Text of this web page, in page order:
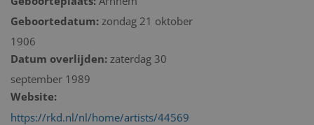
Geboortedatum: zondag 21 oktober
1906
Datum overlijden: zaterdag 30
september 1989
Website:
https://rkd.nl/nl/home/artists/44569